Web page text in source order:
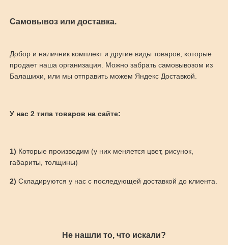
Самовывоз или доставка.
Добор и наличник комплект и другие виды товаров, которые
продает наша организация. Можно забрать самовывозом из
Балашихи, или мы отправить можем Яндекс Доставкой.
У нас 2 типа товаров на сайте:
1) Которые производим (у них меняется цвет, рисунок,
габариты, толщины)
2) Складируются у нас с последующей доставкой до клиента.
Не нашли то, что искали?